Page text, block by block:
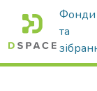
Фонди
та